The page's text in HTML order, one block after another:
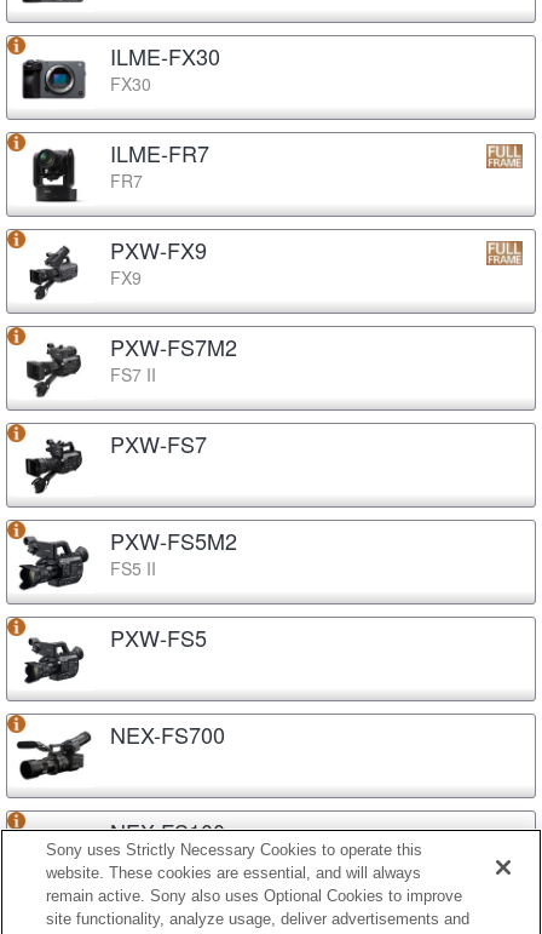
ILME-FX30
FX30
ILME-FR7
FR7
PXW-FX9
FX9
PXW-FS7M2
FS7 II
PXW-FS7
PXW-FS5M2
FS5 II
PXW-FS5
NEX-FS700
NEX-FS100
NEX-EA50
Sony uses Strictly Necessary Cookies to operate this
website. These cookies are essential, and will always
remain active. Sony also uses Optional Cookies to improve
site functionality, analyze usage, deliver advertisements and